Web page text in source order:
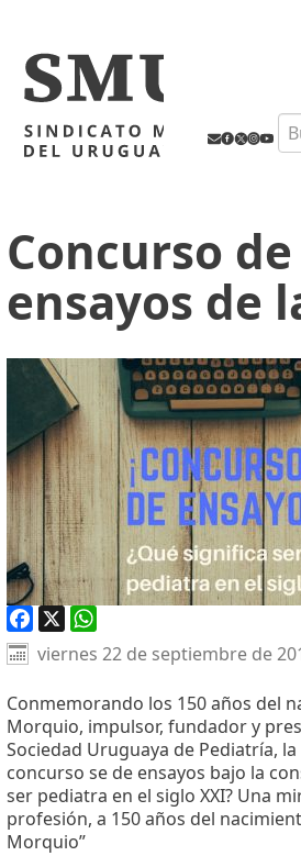
Concurso de
ensayos de
Facebook
X WhatsApp
viernes 22 de septiembre de
Conmemorando los 150 años del
Morquio, impulsor, fundador y
Sociedad Uruguaya de Pediatría,
concurso se de ensayos bajo la
ser pediatra en el siglo XXI? Una
profesión, a 150 años del
Morquio”